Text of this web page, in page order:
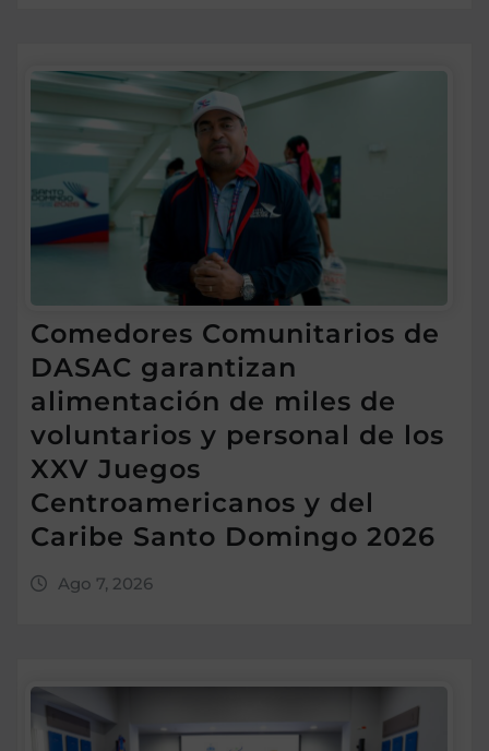
Comedores Comunitarios de
DASAC garantizan
alimentación de miles de
voluntarios y personal de los
XXV Juegos
Centroamericanos y del
Caribe Santo Domingo 2026
Ago 7, 2026